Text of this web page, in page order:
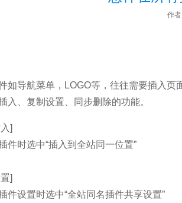
作
如导航菜单，LOGO等，往往需要插入
入、复制设置、同步删除的功能。
]
件时选中“插入到全站同一位置”
]
件设置时选中“全站同名插件共享设置”